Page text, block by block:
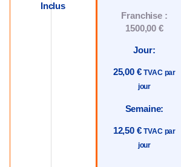
Inclus
Franchise :
1500,00 €
Jour:
25,00 € TVAC par
jour
Semaine:
12,50 € TVAC par
jour